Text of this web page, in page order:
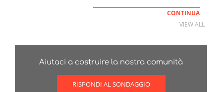
CONTINUA
VIEW ALL
Aiutaci a costruire la nostra comunità
RISPONDI AL SONDAGGIO